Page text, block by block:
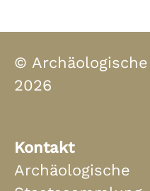
©
2026
Kontakt
Archäologische